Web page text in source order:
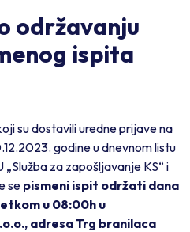
održavanju
ispita
su dostavili uredne prijave na
godine u dnevnom listu
za zapošljavanje KS“ i
se pismeni ispit održati dana
u 08:00h u
adresa Trg branilaca